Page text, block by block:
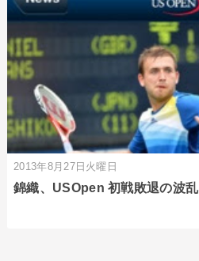
2013年8月27日火曜日
錦織、USOpen 初戦敗退の波乱